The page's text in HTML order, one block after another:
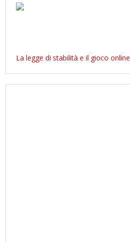
La legge di stabilità e il gioco online